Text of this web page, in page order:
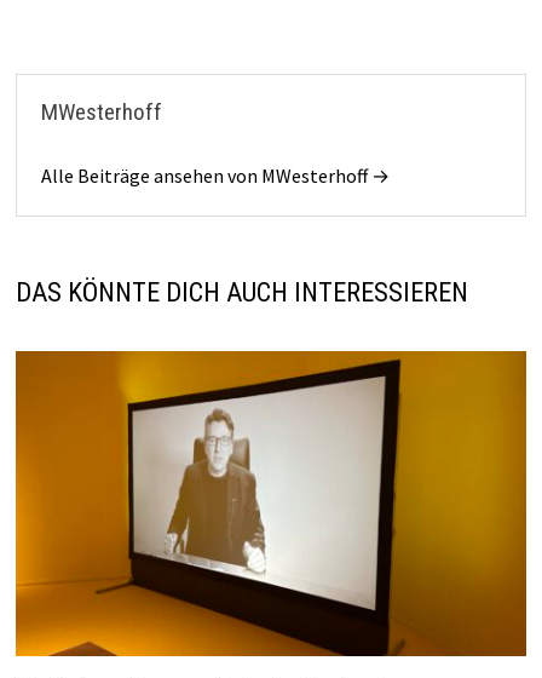
MWesterhoff
Alle Beiträge ansehen von MWesterhoff →
DAS KÖNNTE DICH AUCH INTERESSIEREN